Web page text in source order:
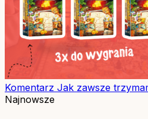
Komentarz Jak zawsze
Najnowsze